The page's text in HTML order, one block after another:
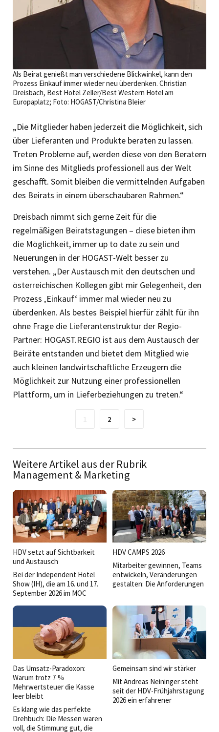
Als Beirat genießt man verschiedene Blickwinkel, kann den
Prozess Einkauf immer wieder neu überdenken. Christian
Dreisbach, Best Hotel Zeller/Best Western Hotel am
Europaplatz; Foto: HOGAST/Christina Bleier
„Die Mitglieder haben jederzeit die Möglichkeit, sich
über Lieferanten und Produkte beraten zu lassen.
Treten Probleme auf, werden diese von den Beratern
im Sinne des Mitglieds professionell aus der Welt
geschafft. Somit bleiben die vermittelnden Aufgaben
des Beirats in einem überschaubaren Rahmen.“
Dreisbach nimmt sich gerne Zeit für die
regelmäßigen Beiratstagungen – diese bieten ihm
die Möglichkeit, immer up to date zu sein und
Neuerungen in der HOGAST-Welt besser zu
verstehen. „Der Austausch mit den deutschen und
österreichischen Kollegen gibt mir Gelegenheit, den
Prozess ‚Einkauf‘ immer mal wieder neu zu
überdenken. Als bestes Beispiel hierfür zählt für ihn
ohne Frage die Lieferantenstruktur der Regio-
Partner: HOGAST.REGIO ist aus dem Austausch der
Beiräte entstanden und bietet dem Mitglied wie
auch kleinen landwirtschaftliche Erzeugern die
Möglichkeit zur Nutzung einer professionellen
Plattform, um in Lieferbeziehungen zu treten.“
2 >
Weitere Artikel aus der Rubrik
Management & Marketing
HDV setzt auf Sichtbarkeit
und Austausch
Bei der Independent Hotel
Show (IH), die am 16. und 17.
September 2026 im MOC
stattfinden wird, ist die
Hoteldirektorenvereinigung
Deutschland (HDV) diesmal
voll dabei.
HDV CAMPS 2026
Mitarbeiter gewinnen, Teams
entwickeln, Veränderungen
gestalten: Die Anforderungen
2026 stand deshalb die Frage
im Mittelpunkt, was gute
Führung heute ausmacht.
Das Umsatz-Paradoxon:
Warum trotz 7 %
Mehrwertsteuer die Kasse
leer bleibt
Es klang wie das perfekte
Drehbuch: Die Messen waren
voll, die Stimmung gut, die
Gemeinsam sind wir stärker
Mit Andreas Neininger steht
seit der HDV-Frühjahrstagung
2026 ein erfahrener